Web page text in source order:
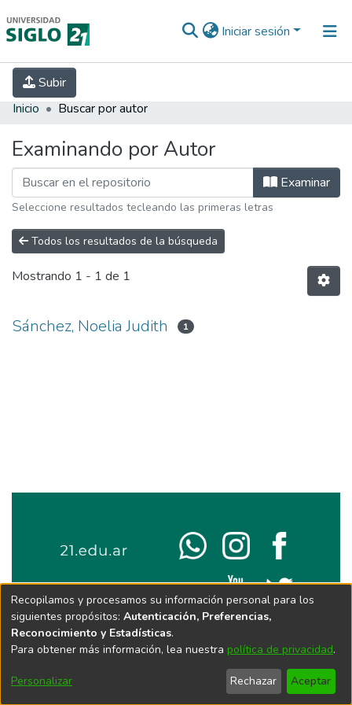
Iniciar sesión
Subir
INICIO EBOOK21
INVESTIGACIÓN
Inicio Buscar por autor
Examinando por Autor
Examinar
Seleccione resultados tecleando las primeras letras
Todos los resultados de la búsqueda
Mostrando 1 - 1 de 1
Sánchez, Noelia Judith 1
Recopilamos y procesamos su información personal para los
siguientes propósitos: Autenticación, Preferencias,
Reconocimiento y Estadísticas.
Para obtener más información, lea nuestra política de privacidad.
Personalizar Rechazar Aceptar